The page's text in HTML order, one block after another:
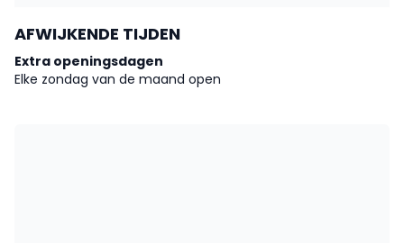
AFWIJKENDE TIJDEN
Extra openingsdagen
Elke zondag van de maand open